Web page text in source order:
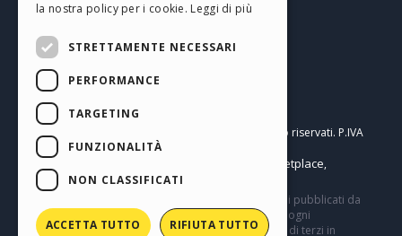
Italiano
Copyright © 2026
Tutti i diritti sono riservati. P.IVA
IT07514640015
Help Center / Marketplace,
Templates,Objects|Privacy Policy
Questo sito contiene commenti, opinioni e materiali pubblicati da
utenti a solo scopo informativo. Incomedia declina ogni
responsabilità per atti, omissioni e comportamenti di terzi in
PORTUGUESE
POLISH
la nostra policy per i cookie. Leggi di più
STRETTAMENTE NECESSARI
PERFORMANCE
TARGETING
FUNZIONALITÀ
NON CLASSIFICATI
ACCETTA TUTTO RIFIUTA TUTTO